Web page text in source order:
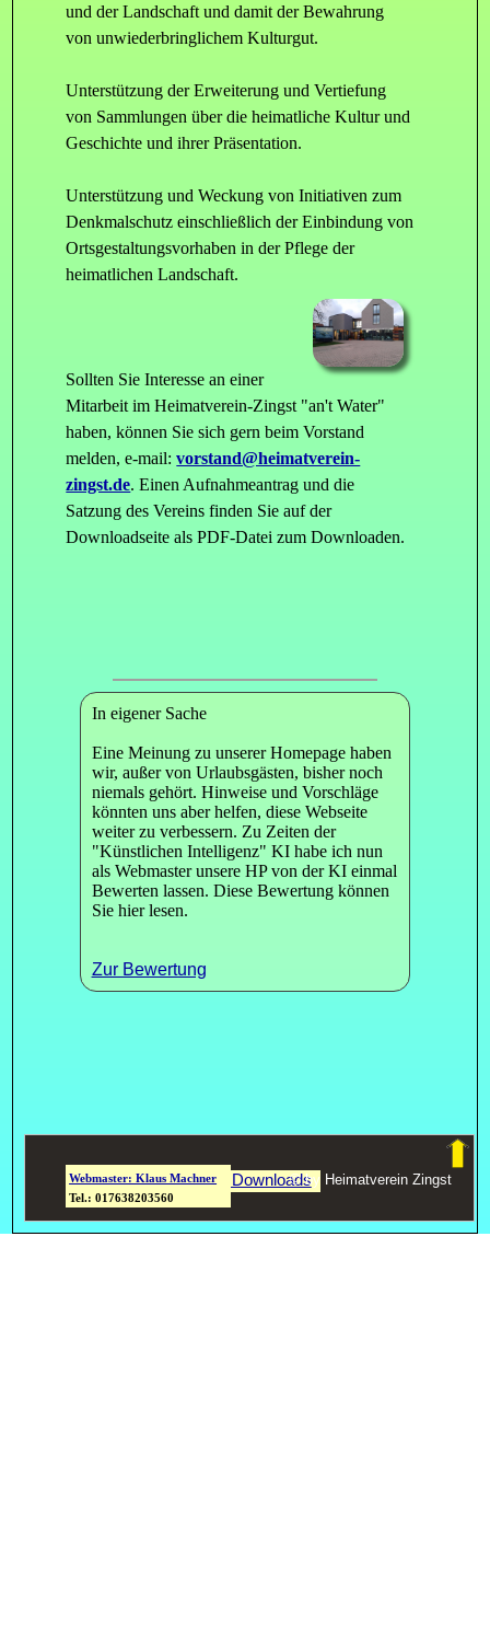
und der Landschaft und damit der Bewahrung
von unwiederbringlichem Kulturgut.
Unterstützung der Erweiterung und Vertiefung
von Sammlungen über die heimatliche Kultur und
Geschichte und ihrer Präsentation.
Unterstützung und Weckung von Initiativen zum
Denkmalschutz einschließlich der Einbindung von
Ortsgestaltungsvorhaben in der Pflege der
heimatlichen Landschaft.
Sollten Sie Interesse an einer
Mitarbeit im Heimatverein-Zingst "an't Water"
haben, können Sie sich gern beim Vorstand
melden, e-mail:vorstand@heimatverein-
zingst.de. Einen Aufnahmeantrag und die
Satzung des Vereins finden Sie auf der
Downloadseite als PDF-Datei zum Downloaden.
In eigener Sache
Eine Meinung zu unserer Homepage haben
wir, außer von Urlaubsgästen, bisher noch
niemals gehört. Hinweise und Vorschläge
könnten uns aber helfen, diese Webseite
weiter zu verbessern. Zu Zeiten der
"Künstlichen Intelligenz" KI habe ich nun
als Webmaster unsere HP von der KI einmal
Bewerten lassen. Diese Bewertung können
Sie hier lesen.
Zur Bewertung
Zu den Downloads
Webmaster: Klaus Machner
Tel.: 017638203560
© by Heimatverein Zingst